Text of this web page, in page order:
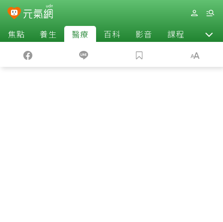
焦點 養生 醫療 百科 影音 課程 退休